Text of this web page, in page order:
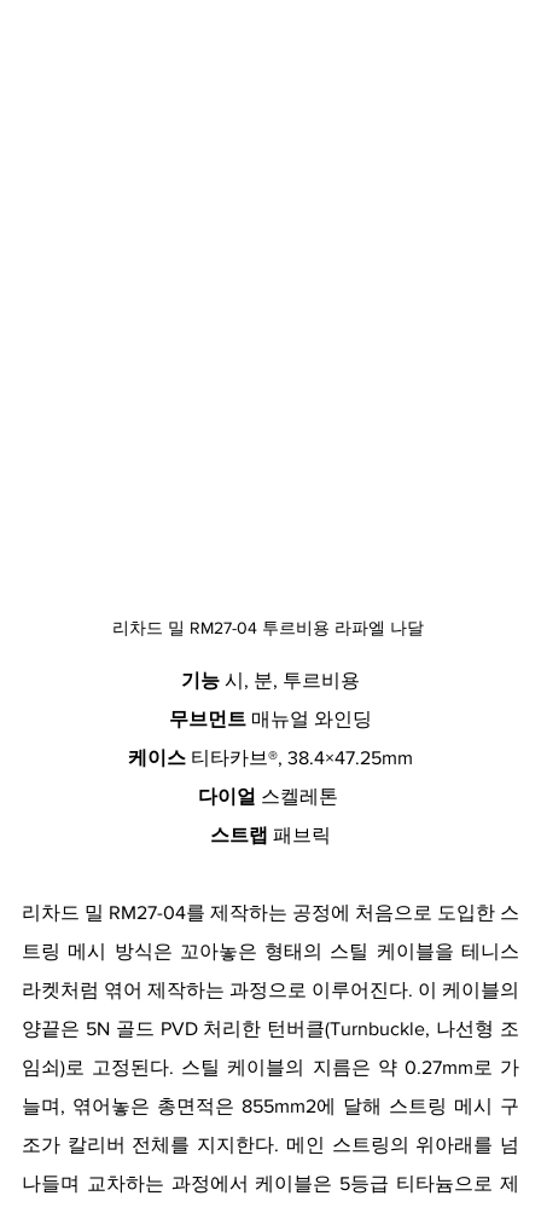
리차드 밀 RM27-04 투르비용 라파엘 나달
기능 시, 분, 투르비용
무브먼트 매뉴얼 와인딩
케이스 티타카브®, 38.4×47.25mm
다이얼 스켈레톤
스트랩 패브릭
리차드 밀 RM27-04를 제작하는 공정에 처음으로 도입한 스
트링 메시 방식은 꼬아놓은 형태의 스틸 케이블을 테니스
라켓처럼 엮어 제작하는 과정으로 이루어진다. 이 케이블의
양끝은 5N 골드 PVD 처리한 턴버클(Turnbuckle, 나선형 조
임쇠)로 고정된다. 스틸 케이블의 지름은 약 0.27mm로 가
늘며, 엮어놓은 총면적은 855mm2에 달해 스트링 메시 구
조가 칼리버 전체를 지지한다. 메인 스트링의 위아래를 넘
나들며 교차하는 과정에서 케이블은 5등급 티타늄으로 제